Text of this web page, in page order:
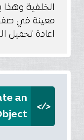
الخلفية وهذا
معينة في
اعادة تحميل
</>
an